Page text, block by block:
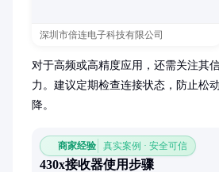
深圳市倍连电子科技有限公司
对于高频或高精度应用，还需关注其
力。建议定期检查连接状态，防止松
降。
商家经验 真实案例 · 安全可信
430x接收器使用步骤